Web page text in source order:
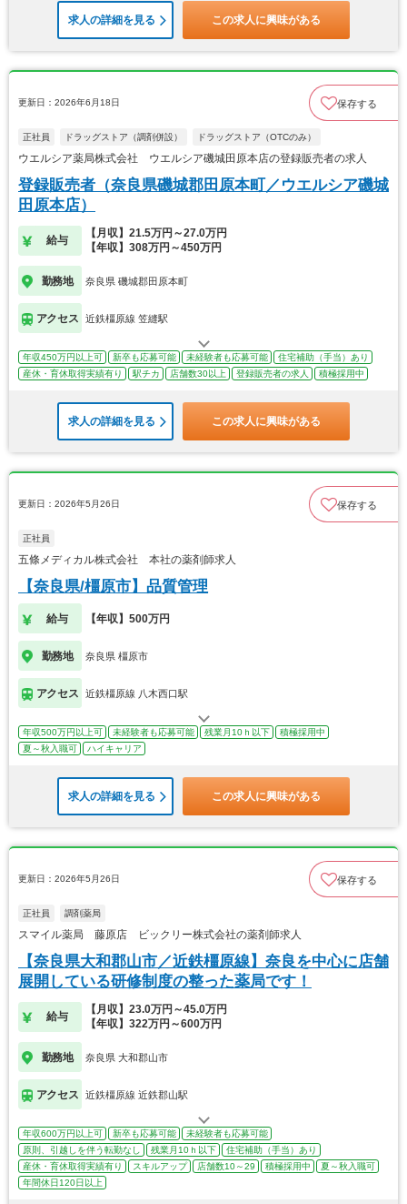
求人の詳細を見る この求人に興味がある
更新日：2026年6月18日 保存する
正社員 ドラッグストア（調剤併設） ドラッグストア（OTCのみ）
ウエルシア薬局株式会社 ウエルシア磯城田原本店の登録販売者の求人
登録販売者（奈良県磯城郡田原本町／ウエルシア磯城
田原本店）
給与
【月収】21.5万円～27.0万円
【年収】308万円～450万円
勤務地 奈良県 磯城郡田原本町
アクセス 近鉄橿原線 笠縫駅
年収450万円以上可 新卒も応募可能 未経験者も応募可能
住宅補助（手当）あり
産休・育休取得実績有り
駅チカ 店舗数30以上 登録販売者の求人 積極採用中
求人の詳細を見る この求人に興味がある
更新日：2026年5月26日 保存する
正社員
五條メディカル株式会社 本社の薬剤師求人
【奈良県/橿原市】品質管理
給与 【年収】500万円
勤務地 奈良県 橿原市
アクセス 近鉄橿原線 八木西口駅
年収500万円以上可 未経験者も応募可能 残業月10ｈ以下
積極採用中
夏～秋入職可
ハイキャリア
求人の詳細を見る この求人に興味がある
更新日：2026年5月26日 保存する
正社員 調剤薬局
スマイル薬局 藤原店 ビックリー株式会社の薬剤師求人
【奈良県大和郡山市／近鉄橿原線】奈良を中心に店舗
展開している研修制度の整った薬局です！
給与
【月収】23.0万円～45.0万円
【年収】322万円～600万円
勤務地 奈良県 大和郡山市
アクセス 近鉄橿原線 近鉄郡山駅
年収600万円以上可 新卒も応募可能
未経験者も応募可能
原則、引越しを伴う転勤なし
残業月10ｈ以下
住宅補助（手当）あり
産休・育休取得実績有り
スキルアップ 店舗数10～29 積極採用中
夏～秋入職可
年間休日120日以上